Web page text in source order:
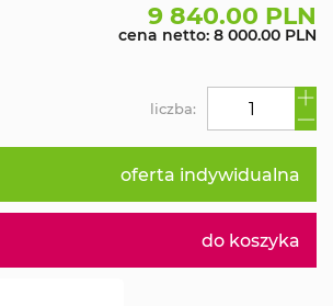
9 840.00 PLN
cena netto: 8 000.00 PLN
oferta indywidualna
do koszyka
liczba: